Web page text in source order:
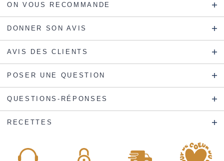
ON VOUS RECOMMANDE
DONNER SON AVIS
AVIS DES CLIENTS
POSER UNE QUESTION
QUESTIONS-RÉPONSES
RECETTES